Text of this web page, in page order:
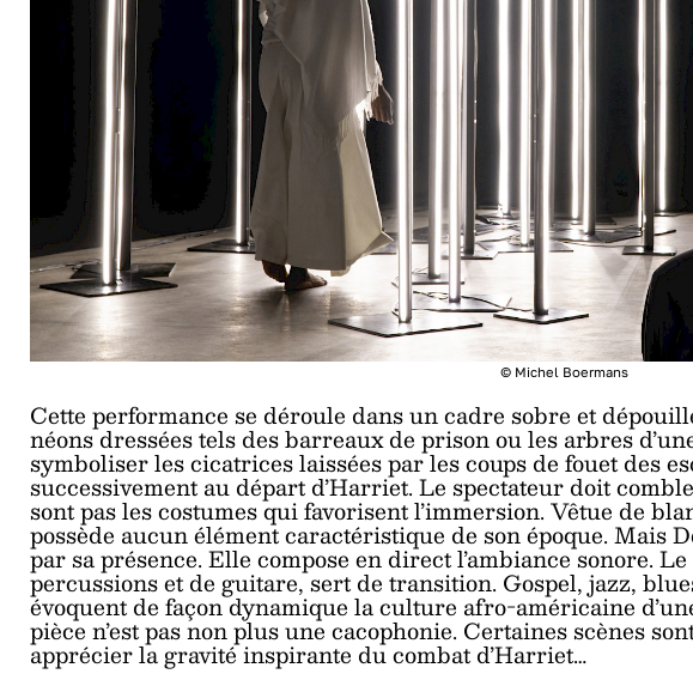
© Michel Boermans
Cette performance se déroule dans un cadre sobre et
néons dressées tels des barreaux de prison ou les arbres
symboliser les cicatrices laissées par les coups de fouet des
successivement au départ d’Harriet. Le spectateur doit
sont pas les costumes qui favorisent l’immersion. Vêtue de
possède aucun élément caractéristique de son époque. Mais
par sa présence. Elle compose en direct l’ambiance sonore.
percussions et de guitare, sert de transition. Gospel, jazz,
évoquent de façon dynamique la culture afro-américaine
pièce n’est pas non plus une cacophonie. Certaines scènes
apprécier la gravité inspirante du combat d’Harriet…